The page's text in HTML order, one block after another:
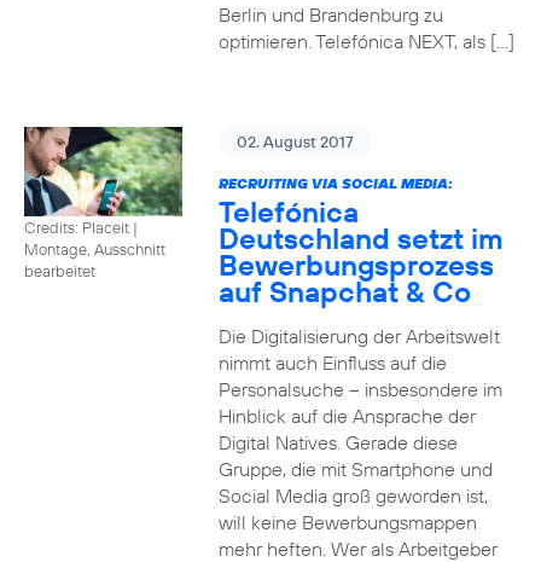
Berlin und Brandenburg zu
optimieren. Telefónica NEXT, als […]
Credits: Placeit |
Montage, Ausschnitt
bearbeitet
02. August 2017
RECRUITING VIA SOCIAL MEDIA:
Telefónica
Deutschland setzt im
Bewerbungsprozess
auf Snapchat & Co
Die Digitalisierung der Arbeitswelt
nimmt auch Einfluss auf die
Personalsuche – insbesondere im
Hinblick auf die Ansprache der
Digital Natives. Gerade diese
Gruppe, die mit Smartphone und
Social Media groß geworden ist,
will keine Bewerbungsmappen
mehr heften. Wer als Arbeitgeber